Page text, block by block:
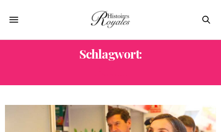
Schlagwort: